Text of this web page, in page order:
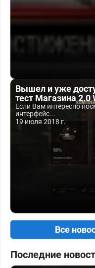
Вышел и уже
тест Магазина 2.0
Если Вам интересно
интерфейс...
19 июля 2018 г.
Все
Последние